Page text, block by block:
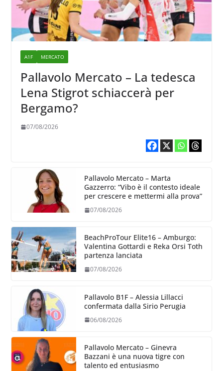
A1F MERCATO
Pallavolo Mercato – La tedesca
Lena Stigrot schiaccerà per
Bergamo?
07/08/2026
Pallavolo Mercato – Marta
Gazzerro: “Vibo è il contesto ideale
per crescere e mettermi alla prova”
07/08/2026
BeachProTour Elite16 – Amburgo:
Valentina Gottardi e Reka Orsi Toth
partenza lanciata
07/08/2026
Pallavolo B1F – Alessia Lillacci
confermata dalla Sirio Perugia
06/08/2026
Pallavolo Mercato – Ginevra
Bazzani è una nuova tigre con
talento ed entusiasmo